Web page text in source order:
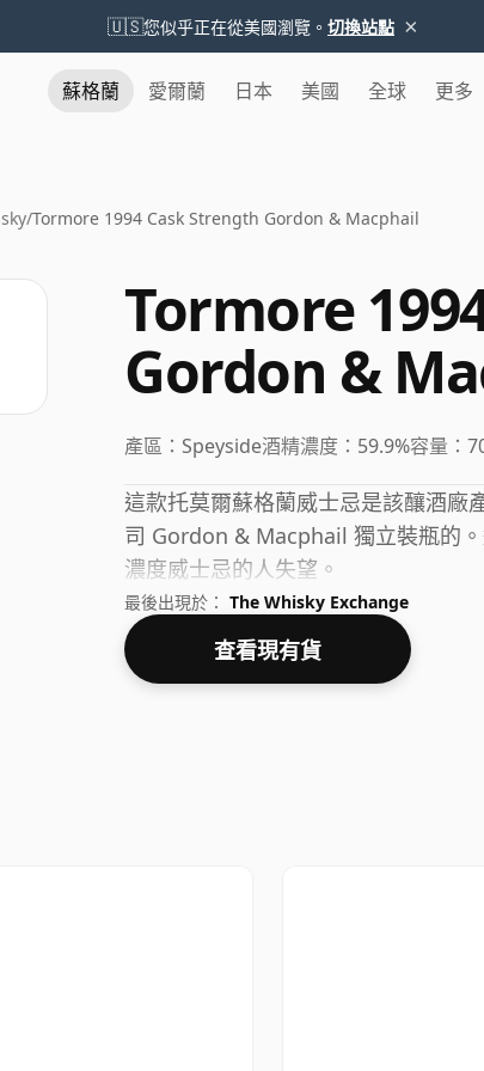
🇺🇸您似乎正在從美國瀏覽。 切換站點 ×
蘇格蘭 愛爾蘭 日本 美國 全球 更多
/Tormore 1994 Cask Strength Gordon & Macphail
Tormore
Gordon &
產區： Speyside酒精濃度： 59.9%容量：
這款托莫爾蘇格蘭威士忌是該釀酒廠
司 Gordon & Macphail 獨立裝瓶的
濃度威士忌的人失望。
最後出現於： The Whisky Exchange
查看現有貨